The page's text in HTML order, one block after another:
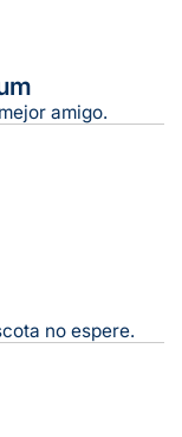
amigo.
no espere.